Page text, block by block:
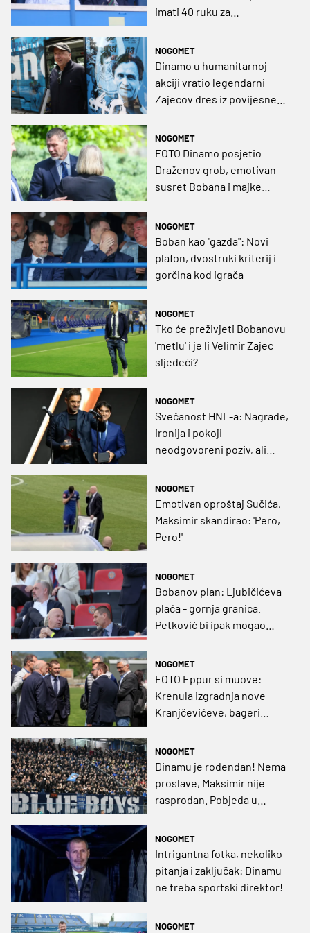
imati 40 ruku za
NOGOMET
Dinamo u humanitarnoj
akciji vratio legendarni
Zajecov dres iz povijesne
NOGOMET
FOTO Dinamo posjetio
Draženov grob, emotivan
susret Bobana i majke
NOGOMET
Boban kao "gazda": Novi
plafon, dvostruki kriterij i
gorčina kod igrača
NOGOMET
Tko će preživjeti Bobanovu
'metlu' i je li Velimir Zajec
sljedeći?
NOGOMET
Svečanost HNL-a: Nagrade,
ironija i pokoji
neodgovoreni poziv, ali
NOGOMET
Emotivan oproštaj Sučića,
Maksimir skandirao: 'Pero,
Pero!'
NOGOMET
Bobanov plan: Ljubičićeva
plaća - gornja granica.
Petković bi ipak mogao
NOGOMET
FOTO Eppur si muove:
Krenula izgradnja nove
Kranjčevićeve, bageri
NOGOMET
Dinamu je rođendan! Nema
proslave, Maksimir nije
rasprodan. Pobjeda u
Zagreb
NOGOMET
Intrigantna fotka, nekoliko
pitanja i zaključak: Dinamu
ne treba sportski direktor!
NOGOMET